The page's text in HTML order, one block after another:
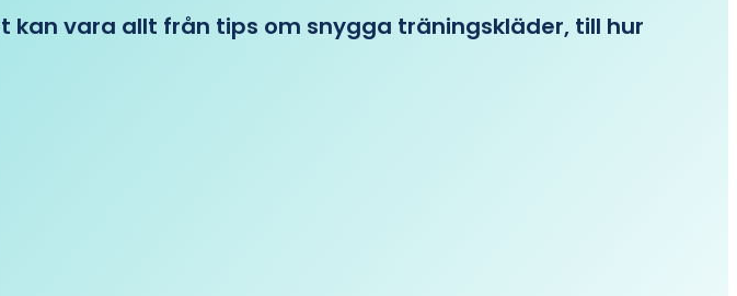
vara allt från tips om snygga träningskläder, till hur